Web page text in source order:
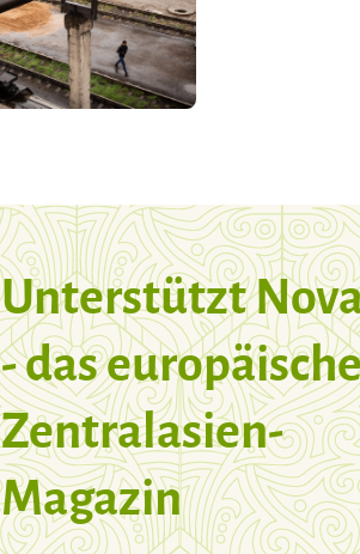
Unterstützt
- das
Zentralasien-
Magazin